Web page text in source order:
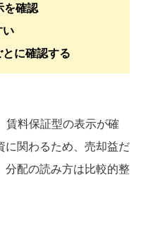
を確認
い
とに確認する
賃料保証型の表示が確
に関わるため、売却益だ
分配の読み方は比較的整